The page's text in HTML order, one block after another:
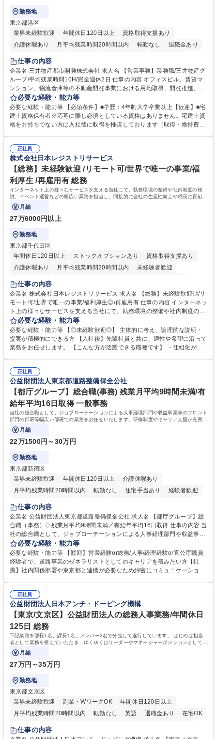
勤務地
東京都港区
業界未経験歓迎
年間休日120日以上
資格取得支援あり
介護休暇あり
月平均残業時間20時間以内 転勤なし
退職金あり
在宅OK
賞与あり
駅近5分以内
土日祝休み 寮・社宅あり
仕事の内容
企業名 三井物産都市開発株式会社 求人名 【営業事務】業務職/三井物産グ
ループ/平均残業時間10H/完全週休2日 仕事の内容 オフィスビル、賃貸マ
ンション、物流倉庫等の不動産開発事業における用地取得、開発推進、賃
貸運営、売却、仲介・活用提案等を行う営業部門において事務業務を担当
いただきます。 【詳細】・契約書管理、契約書製本、捺印対応、ファイリ
ング、登記簿取得、調書取得・支払業務（各種費用支払、支払管理、請
求・支払データ登録、取引先マスター申請対応）・予算作成及び予実管
の他に担当頂く業務が発生する場合があります。 募集職種 【営業事務】
業務職/三井物産グループ/平均残業時間10H/完全週休2日
必要な経験・能力等
必要な経験・能力等 【必須条件】■学歴：4年制大学卒業以上【歓迎】■宅
建士資格保有者※応募に際し必須としている資格はありません。宅建士資
格をお持ちでない方は入社後に取得を推奨しております（取得・維持費用
ション力がある方。 ・チャレンジを厭わず、粘り強く業務に取り組める
方。多様な関係者と謙虚に信頼関係を構築でき、期限を意識したスケジュ
ール管理が出来る方。※将来的に他部署（営業部門、コーポレート部門）
へのジョブローテーションの可能性があります。 学歴・資格 学歴：大学
院 大学 語学力： 資格：宅地建物取引士
正社員
株式会社日本レジストリサービス
【総務】未経験歓迎 /リモート可/世界で唯一の事業/福
利厚生 /再雇用有 総務
インターネット上の様々なサービスを支える当社にて、執務環境の整備や社内制度の検
討、イベント運営などの幅広い業務を担当し、間接的に会社の生産性向上や成長に貢献し
ている部署です。
月給
27万6000円以上
勤務地
東京都千代田区
年間休日120日以上
ストックオプションあり
資格取得支援あり
介護休暇あり
月平均残業時間20時間以内
未経験者歓迎
住宅手当あり
完全週休2日制
交通費支給 駅近5分以内 土日祝休み 服装自由
仕事の内容
企業名 株式会社日本レジストリサービス 求人名 【総務】未経験歓迎◎/リ
モート可/世界で唯一の事業/福利厚生◎/再雇用有 仕事の内容 インターネッ
ト上の様々なサービスを支える当社にて、執務環境の整備や社内制度の検
討、イベント運営などの幅広い業務を担当し、間接的に会社の生産性向上
や成長に貢献している部署です。 会社の全メンバーが安心して長く成果を
発揮できる環境を整えるために、毎日のメンテナンスや維持管理に加え、
新たな施策検討を積極的に行っていただき、会社全体を巻き込み課題解決
幅広い業務の体得が可能で、多様なキャリアパスを描くことも可能です。
募集職種 【総務】未経験歓迎◎/リモート可/世界で唯一の事業/福利厚生◎/
再雇用有
必要な経験・能力等
必要な経験・能力等 【◎未経験歓迎◎】 主体的に考え、論理的な説明・
提案が積極的にできる方 【入社後】先輩社員と共に、適性や希望に沿って
業務をお任せします。 【こんな方が活躍できる職種です】 ・仕組化が好
対処できる・新しいことに興味関心がある 【魅力】■自己啓発支援：資格
取得や通信教育など費用の80%（年間25万円まで）を補助 ■住宅手当：家
賃の50%（月額7万円まで）を補助 学歴・資格 学歴：大学院 大学 語学
力： 資格：
正社員
公益財団法人東京都道路整備保全公社
【都庁グループ】総合職(事務) 残業月平均9時間未満/有
給年平均16日取得 一般事務
当社の総合職として、ジョブローテーションによる人事経理部門や収益事業等のフロント
部門の部署等幅広い部署での業務をお任せいたします。研修制度やキャリア支援が充実し
ております！ ※下記業務詳細
月給
22万1500円～30万円
勤務地
東京都新宿区
業界未経験歓迎
年間休日120日以上
介護休暇あり
月平均残業時間20時間以内
転勤なし 住宅手当あり
経験者歓迎
研修あり
退職金あり
駅近5分以内
資格取得手当あり 食事補助あり
仕事の内容
企業名 公益財団法人東京都道路整備保全公社 求人名 【都庁グループ】総
合職（事務）◇残業月平均9時間未満／有給年平均16日取得 仕事の内容 当
社の総合職として、ジョブローテーションによる人事経理部門や収益事業
等のフロント部門の部署等幅広い部署での業務をお任せいたします。研修
制度やキャリア支援が充実しております！ ※下記業務詳細 【業務詳細】■
管理部門：広報、人事、経理など当公社の運営に係る管理業務 ■収益部
門：駐車場の新規開拓、管理運営、新宿駅西口広場の「イベントコーナ
道路施設や道路工事現場の見学ツアー事業 ※入社後は上記いずれかの部門
へ配属。※業務内容変更の範囲：会社の定める業務 募集職種 【都庁グル
ープ】総合職（事務）◇残業月平均9時間未満／有給年平均16日取得
必要な経験・能力等
必要な経験・能力等 【歓迎】営業経験or総務/人事/経理経験or官公庁職員
経験者で、道路事業のゼネラリストとしてのキャリアを積みたい方【社
風】社内関係部署や東京都と連携が必要なため綿密にコミュニケーション
部門など多岐に渡る業務を経験できます。 ■様々なプロジェクト：駐車場
事業の他、新宿駅西口広場内に設置された照明を兼ねた広告「ブライトサ
イン」の管理運営を行うなど、事業収益を生み出す活動を積極的に行って
います。 学歴・資格 学歴：大学院 大学 高専 短大 専修学校 高校 語学力：
資格：
正社員
公益財団法人日本アンチ・ドーピング機構
【東京/文京区】公益財団法人の総務人事業務/年間休日
125日 総務
下記業務を部長1名、課長1名、メンバー2名で分担して遂行しています。 はじめは担当
者として業務を覚えていただき、ゆくゆくはリーダーやマネージャーポジションとして活
躍いただくことを期待しています。
月給
27万円～35万円
勤務地
東京都文京区
業界未経験歓迎
副業・WワークOK
年間休日120日以上
月平均残業時間20時間以内
転勤なし 英語 退職金あり
在宅OK
賞与あり
育休あり
食事補助あり
仕事の内容